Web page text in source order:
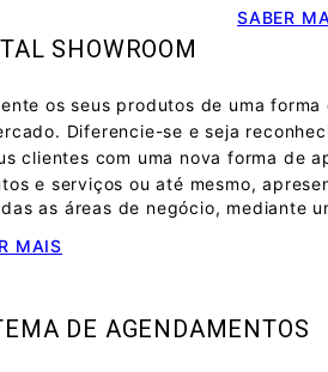
SABER
SHOWROOM
os seus produtos de uma
Diferencie-se e seja
clientes com uma nova forma de
e serviços ou até mesmo,
MAIS
DE AGENDAMENTOS
sistemas de orçamentos online
as áreas de negócio, mediante